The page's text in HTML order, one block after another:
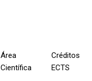
Área
Científica
Créditos
ECTS